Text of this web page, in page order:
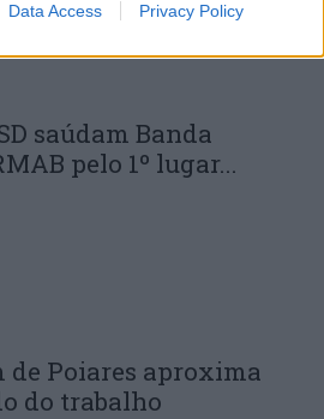
Data Access Privacy Policy
saúdam Banda
pelo 1º lugar...
de Poiares aproxima
do trabalho